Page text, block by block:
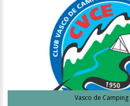
Vasco de Camping